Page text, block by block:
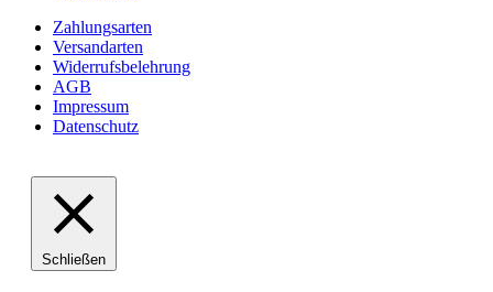
Zahlungsarten
Versandarten
Widerrufsbelehrung
AGB
Impressum
Datenschutz
Schließen